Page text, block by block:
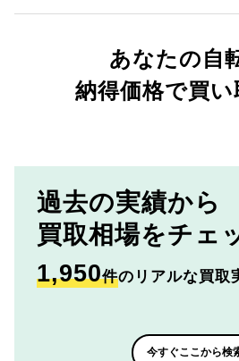
あなたの自
納得価格で買
過去の実績から
買取相場をチェ
1,950件のリアルな買取
今すぐここから検